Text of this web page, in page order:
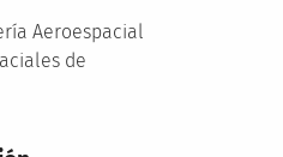
Aeroespacial
de